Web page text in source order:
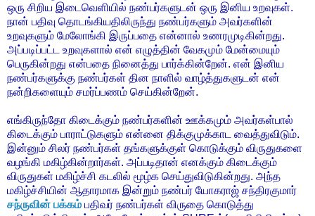
ஒரு சிறிய இடைவெளியில் நண்பர்களுடன் ஒரு இனிய உறவுகள்.
நான் பதிவு தொடங்கியதிலிருந்து நண்பர்களும் அவர்களின்
உறவுகளும் மேலோங்கி இருப்பதை என்னால் உணரமுடிகின்றது.
அப்படிப்பட்ட உறவுகளால் என் எழுத்தின் வேகமும் மேன்மையும்
பெருகின்றது என்பதை நினைத்து பார்க்கின்றேன். என் இனிய
நண்பர்களுக்கு நண்பர்கள் தின நாளில் வாழ்த்துகளுடன் என்
நன்றிகளையும் சமர்ப்பணம் செய்கின்றேன்.
எங்கிருந்தோ கிடைக்கும் நண்பர்களின் ஊக்கமும் அவர்கள்பால்
கிடைக்கும் பாராட்டுகளும் என்னை திக்குமுக்காட வைத்துவிடும்.
இன்னும் சிலர் நண்பர்கள் தங்களுக்குள் கொடுக்கும் விருதுகளை
வழங்கி மகிழ்கின்றார்கள். அப்படிதான் எனக்கும் கிடைக்கும்
விருதுகள் மகிழ்ச்சி கடலில் மூழ்க செய்துவிடுகின்றது. அந்த
மகிழ்ச்சியின் ஆதாரமாக இன்றும் நண்பர் யோகராஜ் சந்திரகுமார்
சந்ருவின் பக்கம் பதிவர் நண்பர்கள் விருதை கொடுத்து